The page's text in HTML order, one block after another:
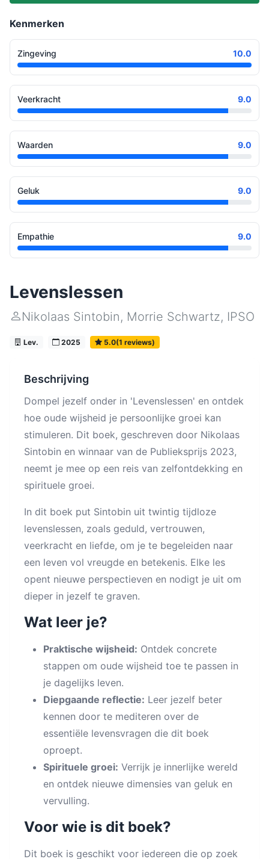
Kenmerken
Zingeving 10.0
Veerkracht 9.0
Waarden 9.0
Geluk 9.0
Empathie 9.0
Levenslessen
Nikolaas Sintobin, Morrie Schwartz, IPSO
Lev. 2025 5.0(1 reviews)
Beschrijving
Dompel jezelf onder in 'Levenslessen' en ontdek
hoe oude wijsheid je persoonlijke groei kan
stimuleren. Dit boek, geschreven door Nikolaas
Sintobin en winnaar van de Publieksprijs 2023,
neemt je mee op een reis van zelfontdekking en
spirituele groei.
In dit boek put Sintobin uit twintig tijdloze
levenslessen, zoals geduld, vertrouwen,
veerkracht en liefde, om je te begeleiden naar
een leven vol vreugde en betekenis. Elke les
opent nieuwe perspectieven en nodigt je uit om
dieper in jezelf te graven.
Wat leer je?
Praktische wijsheid: Ontdek concrete
stappen om oude wijsheid toe te passen in
je dagelijks leven.
Diepgaande reflectie: Leer jezelf beter
kennen door te mediteren over de
essentiële levensvragen die dit boek
oproept.
Spirituele groei: Verrijk je innerlijke wereld
en ontdek nieuwe dimensies van geluk en
vervulling.
Voor wie is dit boek?
Dit boek is geschikt voor iedereen die op zoek